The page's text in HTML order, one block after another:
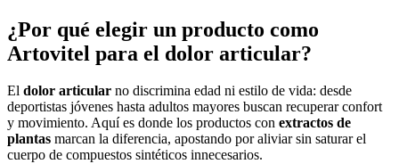
¿Por qué elegir un producto como
Artovitel para el dolor articular?
El dolor articular no discrimina edad ni estilo de vida: desde
deportistas jóvenes hasta adultos mayores buscan recuperar confort
y movimiento. Aquí es donde los productos con extractos de
plantas marcan la diferencia, apostando por aliviar sin saturar el
cuerpo de compuestos sintéticos innecesarios.